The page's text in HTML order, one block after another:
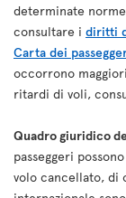
determinate
consultare i diritti
Carta dei
occorrono
ritardi di voli,
Quadro giuridico
passeggeri
volo cancellato, di